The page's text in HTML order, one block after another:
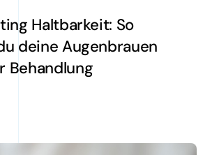
Haltbarkeit: So
deine Augenbrauen
Behandlung